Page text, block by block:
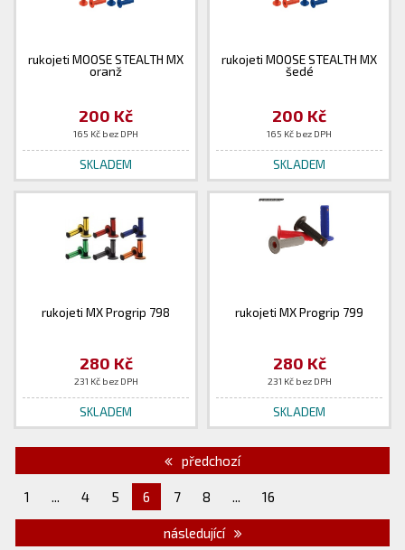
rukojeti MOOSE STEALTH MX
oranž
200 Kč
165 Kč bez DPH
SKLADEM
rukojeti MOOSE STEALTH MX
šedé
200 Kč
165 Kč bez DPH
SKLADEM
rukojeti MX Progrip 798
280 Kč
231 Kč bez DPH
SKLADEM
rukojeti MX Progrip 799
280 Kč
231 Kč bez DPH
SKLADEM
předchozí
1 ... 4 5 6 7 8 ... 16
následující